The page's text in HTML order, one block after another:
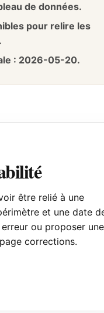
de données.
pour relire les
: 2026-05-20.
être relié à une
et une date
ou proposer une
corrections.